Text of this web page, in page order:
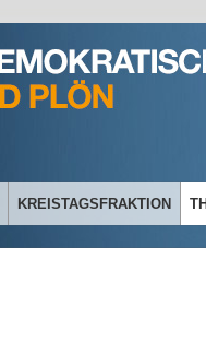
KREISTAGSFRAKTION